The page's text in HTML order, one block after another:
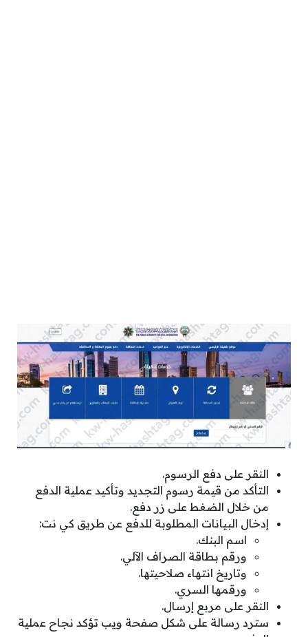
النقر على دفع الرسوم.
التأكد من قيمة رسوم التجديد وتأكيد عملية الدفع
من خلال الضغط على زر دفع.
إدخال البيانات المطلوبة للدفع عن طريق كي نت:
اسم البنك.
ورقم بطاقة الصراف الآلي.
وتاريخ انتهاء صلاحيتها.
ورقمها السري.
النقر على مربع إرسال.
سترد رسالة على شكل صفحة ويب تؤكد نجاح عملية